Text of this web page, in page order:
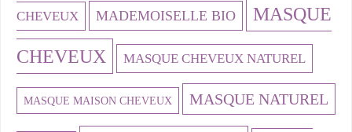
CHEVEUX MADEMOISELLE BIO
MASQUE
CHEVEUX
MASQUE CHEVEUX NATUREL
MASQUE MAISON CHEVEUX MASQUE NATUREL